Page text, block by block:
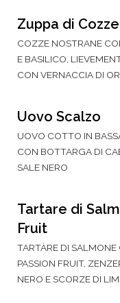
Zuppa di
COZZE NOSTRANE
E BASILICO,
CON VERNACCIA DI
Uovo Scalzo
UOVO COTTO IN
CON BOTTARGA DI
SALE NERO
Tartare di
Fruit
TARTÀRE DI
PASSION FRUIT,
NERO E SCORZE DI